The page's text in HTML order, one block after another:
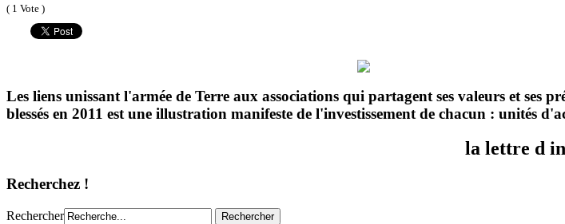
( 1 Vote )
Les liens unissant l'armée de Terre aux associations qui partagent ses valeurs et ses
blessés en 2011 est une illustration manifeste de l'investissement de chacun : unités
la lettre d
Recherchez !
Rechercher